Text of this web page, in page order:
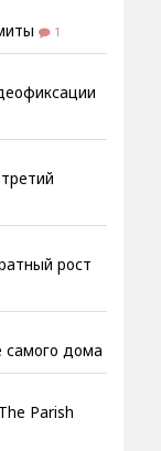
1
рост
самого дома
Parish